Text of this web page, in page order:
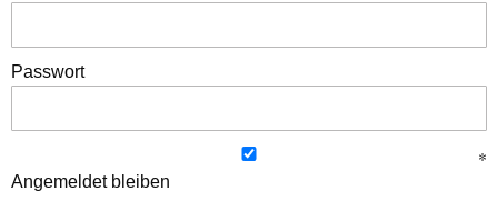
Passwort
Angemeldet bleiben